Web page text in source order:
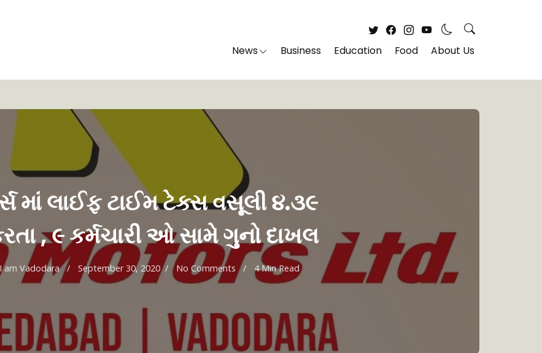
News Business Education Food About Us
માં લાઈફ ટાઈમ ટેક્સ વસૂલી ૪.૩૯
, ૯ કર્મચારી ઓ સામે ગુનો દાખલ
I am Vadodara September 30, 2020 No Comments 4 Min Read